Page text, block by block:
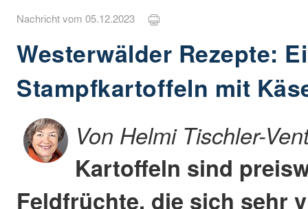
Nachricht vom 05.12.2023
Westerwälder Rezepte:
Stampfkartoffeln mit
Von Helmi Tischler-
Kartoffeln sind
Feldfrüchte, die sich sehr